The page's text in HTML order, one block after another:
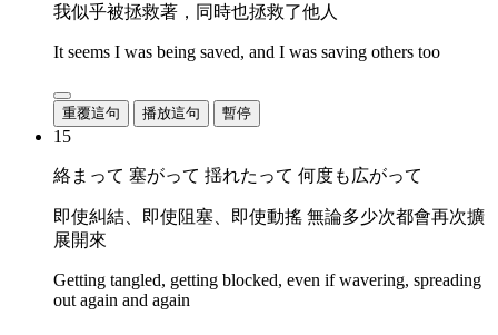
我似乎被拯救著，同時也拯救了他人
It seems I was being saved, and I was saving others too
重覆這句 播放這句 暫停
15
絡まって 塞がって 揺れたって 何度も広がって
即使糾結、即使阻塞、即使動搖 無論多少次都會再次擴
展開來
Getting tangled, getting blocked, even if wavering, spreading
out again and again